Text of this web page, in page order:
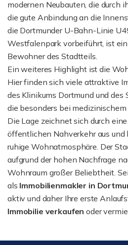
modernen Neubauten, die durch
die gute Anbindung an die
die Dortmunder U-Bahn-Linie
Westfalenpark vorbeiführt, ist
Bewohner des Stadtteils.
Ein weiteres Highlight ist die
Hier finden sich viele attraktive
des Klinikums Dortmund und des
die besonders bei
Die Lage zeichnet sich durch
öffentlichen Nahverkehr aus
ruhige Wohnatmosphäre. Der
aufgrund der hohen Nachfrage
Wohnraum großer Beliebtheit.
als Immobilienmakler in
aktiv und daher Ihre erste
Immobilie verkaufen oder